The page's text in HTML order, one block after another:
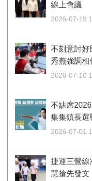
線上會議
2026-07-19
不刻意討
秀燕強調相
2026-07-10
不缺席
集集鎮長選
2026-07-01
捷運三鶯線
慧搶先發